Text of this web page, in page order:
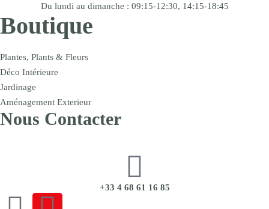
Du lundi au dimanche : 09:15-12:30, 14:15-18:45
Boutique
Plantes, Plants & Fleurs
Déco Intérieure
Jardinage
Aménagement Exterieur
Nous Contacter
+33 4 68 61 16 85